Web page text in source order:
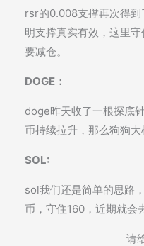
rsr的0.008支撑再次得
明支撑真实有效，这里
要减仓。
DOGE：
doge昨天收了一根探底
币持续拉升，那么狗狗大
SOL:
sol我们还是简单的思路
币，守住160，近期就会
请